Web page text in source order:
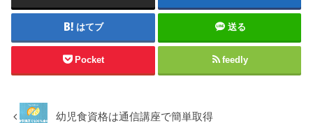
はてブ 送る
Pocket feedly
幼児食資格は通信講座で簡単取得